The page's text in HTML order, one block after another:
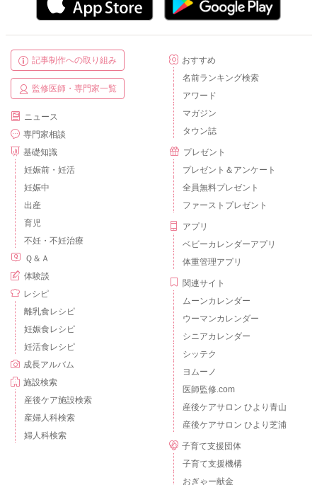
記事制作への取り組み
監修医師・専門家一覧
ニュース
専門家相談
基礎知識
妊娠前・妊活
妊娠中
出産
育児
不妊・不妊治療
Ｑ＆Ａ
体験談
レシピ
離乳食レシピ
妊娠食レシピ
妊活食レシピ
成長アルバム
施設検索
産後ケア施設検索
産婦人科検索
婦人科検索
おすすめ
名前ランキング検索
アワード
マガジン
タウン誌
プレゼント
プレゼント＆アンケート
全員無料プレゼント
ファーストプレゼント
アプリ
ベビーカレンダーアプリ
体重管理アプリ
関連サイト
ムーンカレンダー
ウーマンカレンダー
シニアカレンダー
シッテク
ヨムーノ
医師監修.com
産後ケアサロン ひより青山
産後ケアサロン ひより芝浦
子育て支援団体
子育て支援機構
おぎゃー献金